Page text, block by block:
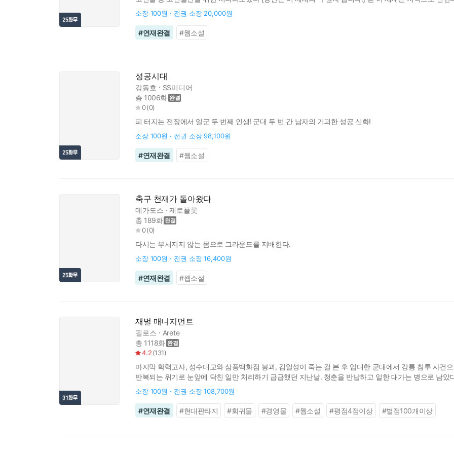
모습을 드러낼 터 “하지만…… 나라면 클리어할 수 있어.” 여신의 마지막 사제, 이현우! 누구보다 높은 자리
소장 100원 전권 소장 20,000원
#연재완결 #웹소설
성공시대
강동호
SS미디어
총 1006화
0(0)
피 터지는 전장에서 일군 두 번째 인생! 군대 두 번 간 남자의 기괴한 성공 신화!
소장 100원 전권 소장 98,100원
#연재완결 #웹소설
축구 천재가 돌아왔다
메가도스
제로플롯
총 189화
0(0)
다시는 부서지지 않는 몸으로 그라운드를 지배한다.
소장 100원 전권 소장 16,400원
#연재완결 #웹소설
재벌 매니지먼트
필로스
Arete
총 1118화
4.2(131)
마지막 학력고사, 성수대교와 삼풍백화점 붕괴, 김일성이 죽는 걸 본 후 입대한 군대에서 강릉 침투 사건
반복되는 위기로 눈앞에 닥친 일만 처리하기 급급했던 지난날. 청춘을 반납하고 일한 대가는 병으로 남
시작하였습니다!】
소장 100원 전권 소장 108,700원
#연재완결 #현대판타지 #회귀물 #경영물 #웹소설 #평점4점이상 #별점100개이상